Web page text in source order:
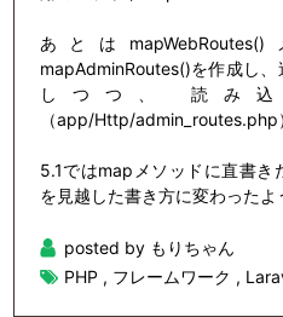
あとは
mapAdminRoutes()を作成し
しつつ、 読み
（app/Http/admin_routes.php
5.1ではmapメソッドに直書
を見越した書き方に変わった
posted by もりちゃん
PHP , フレームワーク ,